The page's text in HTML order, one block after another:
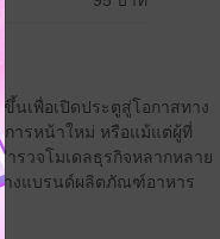
นเพื่อเปิดประตูสู่โอกาสทาง
ารหน้าใหม่ หรือแม้แต่ผู้ที่
รวจโมเดลธุรกิจหลากหลาย
างแบรนด์ผลิตภัณฑ์อาหาร